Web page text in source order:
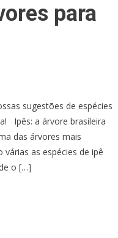
para
sugestões de espécies
Ipês: a árvore brasileira
das árvores mais
as espécies de ipê
o […]